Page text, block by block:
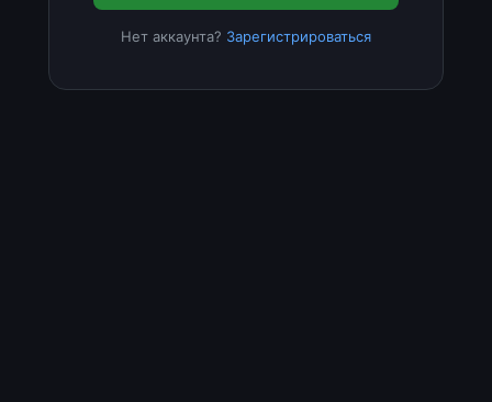
Нет аккаунта? Зарегистрироваться